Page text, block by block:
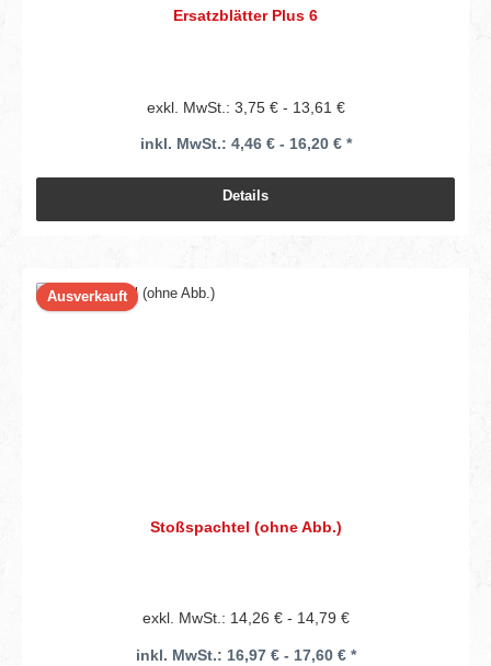
Ersatzblätter Plus 6
exkl. MwSt.: 3,75 € - 13,61 €
inkl. MwSt.: 4,46 € - 16,20 € *
Details
Ausverkauft
Stoßspachtel (ohne Abb.)
exkl. MwSt.: 14,26 € - 14,79 €
inkl. MwSt.: 16,97 € - 17,60 € *